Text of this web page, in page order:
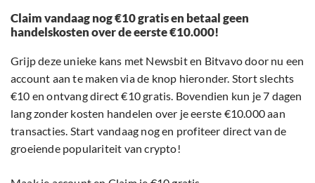
Claim vandaag nog €10 gratis en betaal geen
handelskosten over de eerste €10.000!
Grijp deze unieke kans met Newsbit en Bitvavo door nu een
account aan te maken via de knop hieronder. Stort slechts
€10 en ontvang direct €10 gratis. Bovendien kun je 7 dagen
lang zonder kosten handelen over je eerste €10.000 aan
transacties. Start vandaag nog en profiteer direct van de
groeiende populariteit van crypto!